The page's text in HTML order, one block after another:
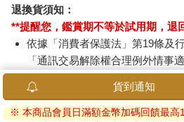
退換貨須知：
**提醒您，鑑賞期不等於試用期，退
依據「消費者保護法」第19條及
「通訊交易解除權合理例外情事
後，除商品本身有瑕疵外，將不
易於腐敗、保存期限較短或解
鮮食品）